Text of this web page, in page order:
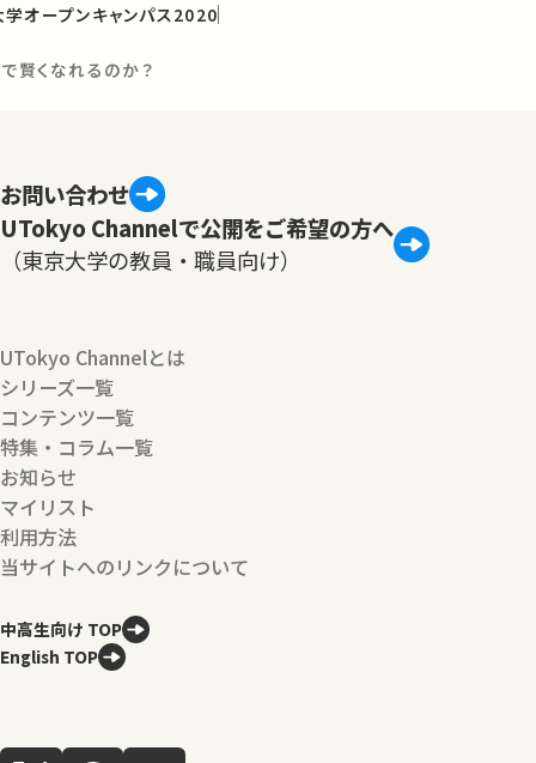
オープンキャンパス2020
賢くなれるのか？
お問い合わせ
UTokyo Channelで公開をご希望の方へ
（東京大学の教員・職員向け）
UTokyo Channelとは
シリーズ一覧
コンテンツ一覧
特集・コラム一覧
お知らせ
マイリスト
利用方法
当サイトへのリンクについて
中高生向け TOP
English TOP